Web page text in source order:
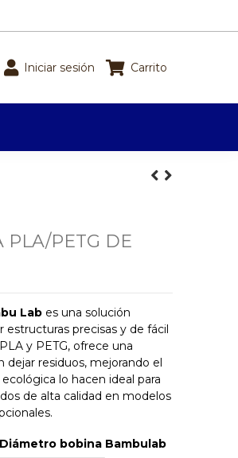
Iniciar sesión Carrito
PLA/PETG DE
Lab es una solución
estructuras precisas y de fácil
y PETG, ofrece una
dejar residuos, mejorando el
lo hacen ideal para
de alta calidad en modelos
Diámetro bobina Bambulab